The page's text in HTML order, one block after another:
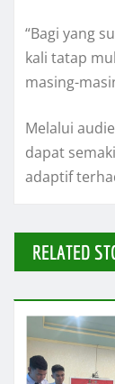
“Bagi yang
kali tatap
masing-
Melalui
dapat
adaptif
RELATED